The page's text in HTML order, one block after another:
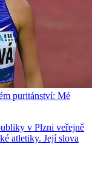
puritánství: Mé
v Plzni veřejně
atletiky. Její slova